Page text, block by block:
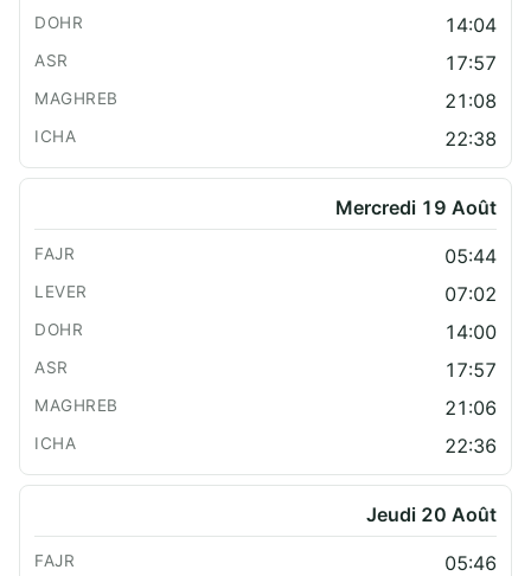
14:04
17:57
21:08
22:38
Mercredi 19 Août
05:44
07:02
14:00
17:57
21:06
22:36
Jeudi 20 Août
05:46